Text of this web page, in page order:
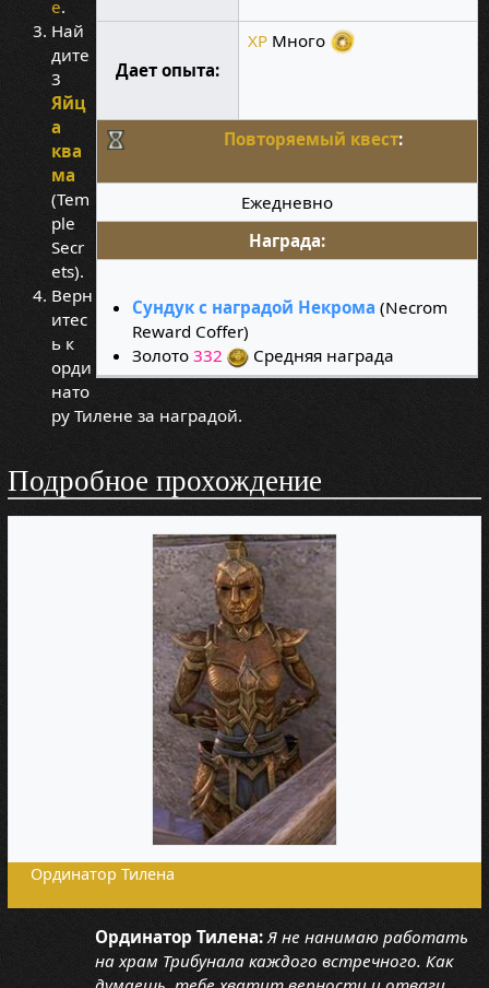
Дает опыта:
XPМного
Повторяемый квест:
Ежедневно
Награда:
Сундук с наградой Некрома (Necrom
Reward Coffer)
Золото332 Средняя награда
е.
Най
дите
3
Яйц
а
ква
ма
(Tem
ple
Secr
ets).
Верн
итес
ь к
орди
нато
ру Тилене за наградой.
Подробное прохождение
Ординатор Тилена
Ординатор Тилена: Я не нанимаю работать
на храм Трибунала каждого встречного. Как